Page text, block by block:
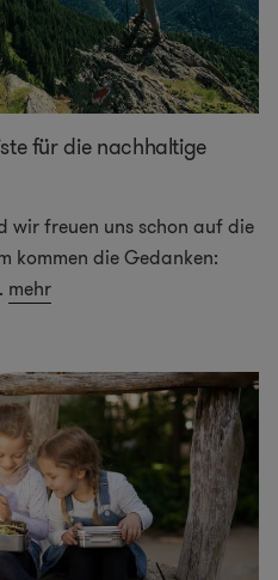
für die nachhaltige
wir freuen uns schon auf die
kommen die Gedanken:
mehr